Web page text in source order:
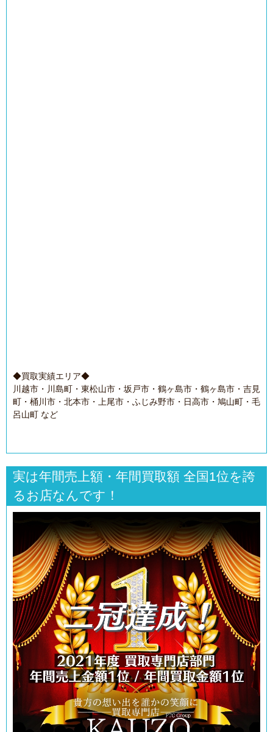
◆買取実績エリア◆
川越市・川島町・東松山市・坂戸市・鶴ヶ島市・鶴ヶ島市・吉見
町・桶川市・北本市・上尾市・ふじみ野市・日高市・鳩山町・毛
呂山町 など
実は年間売上額・年間買取額 全国1位を誇
るお店なんです！